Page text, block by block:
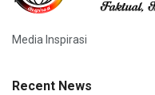
Media Inspirasi
Recent News